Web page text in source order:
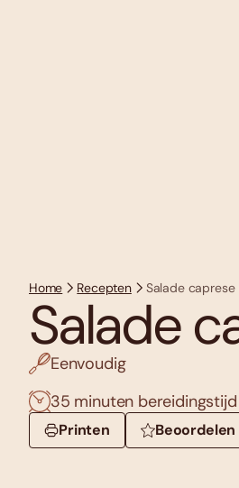
Home Recepten Salade
Salade
Eenvoudig
35 minuten bereidingstijd
Printen Beoordelen